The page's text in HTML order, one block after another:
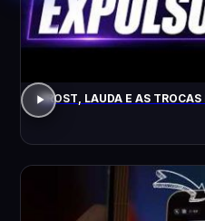
PROST, LAUDA E AS